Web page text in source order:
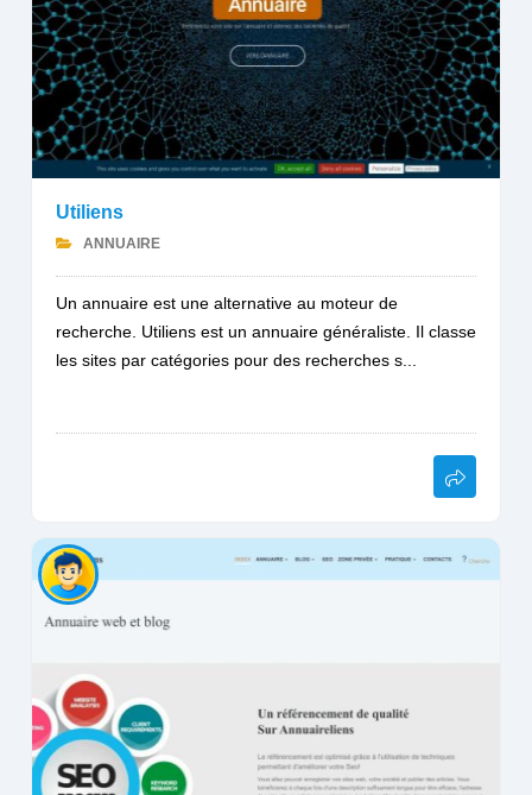
Utiliens
ANNUAIRE
Un annuaire est une alternative au moteur de
recherche. Utiliens est un annuaire généraliste. Il classe
les sites par catégories pour des recherches s...